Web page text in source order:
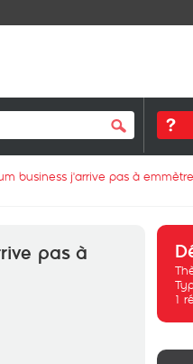
business j'arrive pas à
pas à
1